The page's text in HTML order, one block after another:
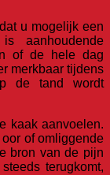
u mogelijk een
aanhoudende
of de hele dag
merkbaar tijdens
de tand wordt
kaak aanvoelen.
of omliggende
bron van de pijn
terugkomt,